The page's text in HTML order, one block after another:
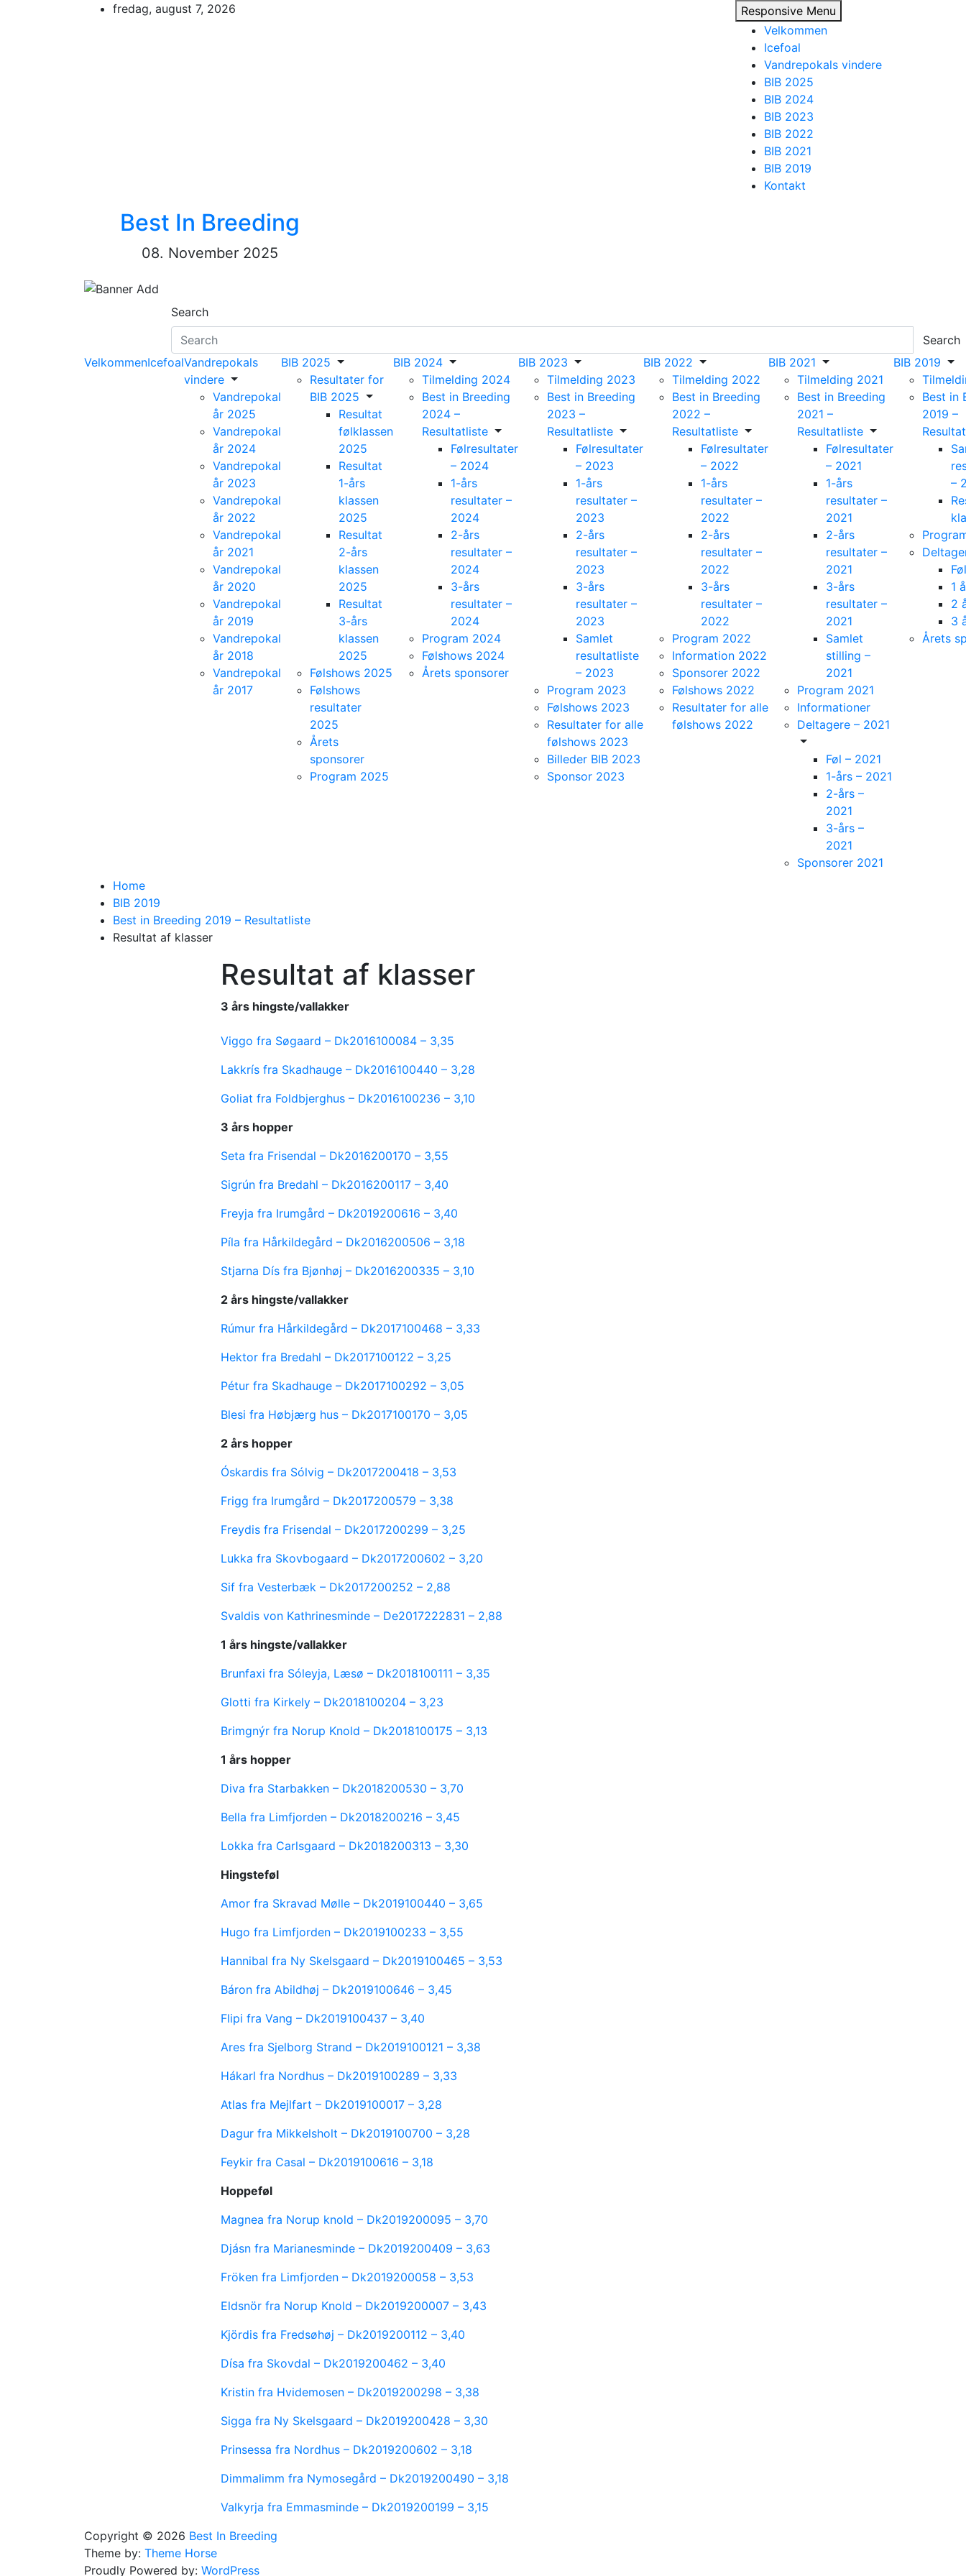
fredag, august 7, 2026
Responsive Menu
Velkommen
Icefoal
Vandrepokals vindere
BIB 2025
BIB 2024
BIB 2023
BIB 2022
BIB 2021
BIB 2019
Kontakt
Best In Breeding
08. November 2025
Search
Search
VelkommenIcefoalVandrepokals
vindere
Vandrepokal
år 2025
Vandrepokal
år 2024
Vandrepokal
år 2023
Vandrepokal
år 2022
Vandrepokal
år 2021
Vandrepokal
år 2020
Vandrepokal
år 2019
Vandrepokal
år 2018
Vandrepokal
år 2017
BIB 2025
Resultater for
BIB 2025
Resultat
følklassen
2025
Resultat
1-års
klassen
2025
Resultat
2-års
klassen
2025
Resultat
3-års
klassen
2025
Følshows 2025
Følshows
resultater
2025
Årets
sponsorer
Program 2025
BIB 2024
Tilmelding 2024
Best in Breeding
2024 –
Resultatliste
Følresultater
– 2024
1-års
resultater –
2024
2-års
resultater –
2024
3-års
resultater –
2024
Program 2024
Følshows 2024
Årets sponsorer
BIB 2023
Tilmelding 2023
Best in Breeding
2023 –
Resultatliste
Følresultater
– 2023
1-års
resultater –
2023
2-års
resultater –
2023
3-års
resultater –
2023
Samlet
resultatliste
– 2023
Program 2023
Følshows 2023
Resultater for alle
følshows 2023
Billeder BIB 2023
Sponsor 2023
BIB 2022
Tilmelding 2022
Best in Breeding
2022 –
Resultatliste
Følresultater
– 2022
1-års
resultater –
2022
2-års
resultater –
2022
3-års
resultater –
2022
Program 2022
Information 2022
Sponsorer 2022
Følshows 2022
Resultater for alle
følshows 2022
BIB 2021
Tilmelding 2021
Best in Breeding
2021 –
Resultatliste
Følresultater
– 2021
1-års
resultater –
2021
2-års
resultater –
2021
3-års
resultater –
2021
Samlet
stilling –
2021
Program 2021
Informationer
Deltagere – 2021
Føl – 2021
1-års – 2021
2-års –
2021
3-års –
2021
Sponsorer 2021
BIB 2019
Best in
2019 –
–
Føl
1
2
3
Årets
Home
BIB 2019
Best in Breeding 2019 – Resultatliste
Resultat af klasser
Resultat af klasser
3 års hingste/vallakker
Viggo fra Søgaard – Dk2016100084 – 3,35
Lakkrís fra Skadhauge – Dk2016100440 – 3,28
Goliat fra Foldbjerghus – Dk2016100236 – 3,10
3 års hopper
Seta fra Frisendal – Dk2016200170 – 3,55
Sigrún fra Bredahl – Dk2016200117 – 3,40
Freyja fra Irumgård – Dk2019200616 – 3,40
Píla fra Hårkildegård – Dk2016200506 – 3,18
Stjarna Dís fra Bjønhøj – Dk2016200335 – 3,10
2 års hingste/vallakker
Rúmur fra Hårkildegård – Dk2017100468 – 3,33
Hektor fra Bredahl – Dk2017100122 – 3,25
Pétur fra Skadhauge – Dk2017100292 – 3,05
Blesi fra Høbjærg hus – Dk2017100170 – 3,05
2 års hopper
Óskardis fra Sólvig – Dk2017200418 – 3,53
Frigg fra Irumgård – Dk2017200579 – 3,38
Freydis fra Frisendal – Dk2017200299 – 3,25
Lukka fra Skovbogaard – Dk2017200602 – 3,20
Sif fra Vesterbæk – Dk2017200252 – 2,88
Svaldis von Kathrinesminde – De2017222831 – 2,88
1 års hingste/vallakker
Brunfaxi fra Sóleyja, Læsø – Dk2018100111 – 3,35
Glotti fra Kirkely – Dk2018100204 – 3,23
Brimgnýr fra Norup Knold – Dk2018100175 – 3,13
1 års hopper
Diva fra Starbakken – Dk2018200530 – 3,70
Bella fra Limfjorden – Dk2018200216 – 3,45
Lokka fra Carlsgaard – Dk2018200313 – 3,30
Hingsteføl
Amor fra Skravad Mølle – Dk2019100440 – 3,65
Hugo fra Limfjorden – Dk2019100233 – 3,55
Hannibal fra Ny Skelsgaard – Dk2019100465 – 3,53
Báron fra Abildhøj – Dk2019100646 – 3,45
Flipi fra Vang – Dk2019100437 – 3,40
Ares fra Sjelborg Strand – Dk2019100121 – 3,38
Hákarl fra Nordhus – Dk2019100289 – 3,33
Atlas fra Mejlfart – Dk2019100017 – 3,28
Dagur fra Mikkelsholt – Dk2019100700 – 3,28
Feykir fra Casal – Dk2019100616 – 3,18
Hoppeføl
Magnea fra Norup knold – Dk2019200095 – 3,70
Djásn fra Marianesminde – Dk2019200409 – 3,63
Fröken fra Limfjorden – Dk2019200058 – 3,53
Eldsnör fra Norup Knold – Dk2019200007 – 3,43
Kjördis fra Fredsøhøj – Dk2019200112 – 3,40
Dísa fra Skovdal – Dk2019200462 – 3,40
Kristin fra Hvidemosen – Dk2019200298 – 3,38
Sigga fra Ny Skelsgaard – Dk2019200428 – 3,30
Prinsessa fra Nordhus – Dk2019200602 – 3,18
Dimmalimm fra Nymosegård – Dk2019200490 – 3,18
Valkyrja fra Emmasminde – Dk2019200199 – 3,15
Copyright © 2026 Best In Breeding
Theme by: Theme Horse
Proudly Powered by: WordPress